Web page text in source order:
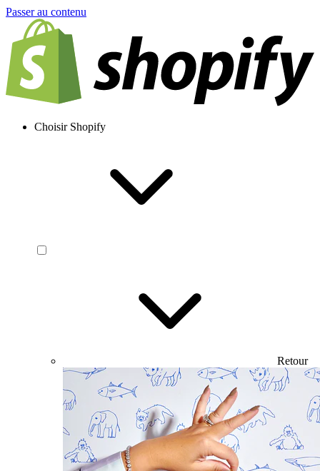
Passer au contenu
Choisir Shopify
Retour